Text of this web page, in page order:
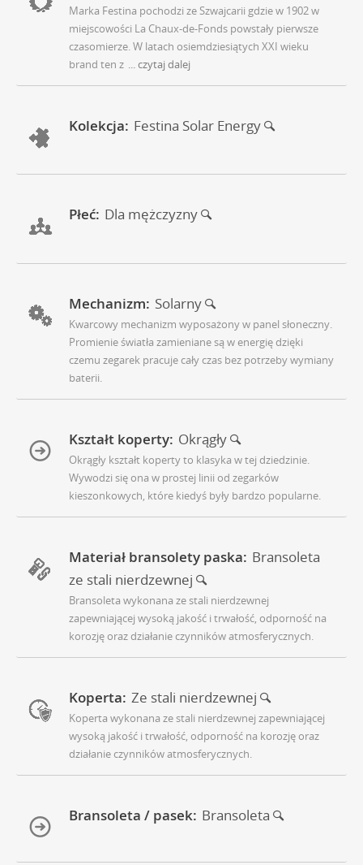
Marka Festina pochodzi ze Szwajcarii gdzie w 1902 w
miejscowości La Chaux-de-Fonds powstały pierwsze
czasomierze. W latach osiemdziesiątych XXI wieku
brand ten z ... czytaj dalej
Kolekcja: Festina Solar Energy
Płeć: Dla mężczyzny
Mechanizm: Solarny
Kwarcowy mechanizm wyposażony w panel słoneczny.
Promienie światła zamieniane są w energię dzięki
czemu zegarek pracuje cały czas bez potrzeby wymiany
baterii.
Kształt koperty: Okrągły
Okrągły kształt koperty to klasyka w tej dziedzinie.
Wywodzi się ona w prostej linii od zegarków
kieszonkowych, które kiedyś były bardzo popularne.
Materiał bransolety paska: Bransoleta
ze stali nierdzewnej
Bransoleta wykonana ze stali nierdzewnej
zapewniającej wysoką jakość i trwałość, odporność na
korozję oraz działanie czynników atmosferycznych.
Koperta: Ze stali nierdzewnej
Koperta wykonana ze stali nierdzewnej zapewniającej
wysoką jakość i trwałość, odporność na korozję oraz
działanie czynników atmosferycznych.
Bransoleta / pasek: Bransoleta